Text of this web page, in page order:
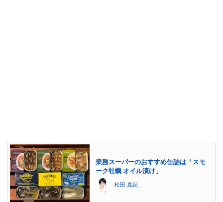
業務スーパーのおすすめ缶詰は「スモ
ーク牡蠣 オイル漬け」
松田 真紀